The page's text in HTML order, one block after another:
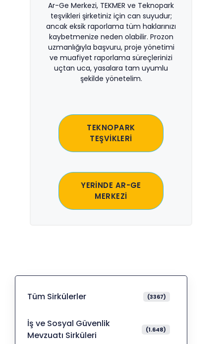
Ar-Ge Merkezi, TEKMER ve Teknopark
teşvikleri şirketiniz için can suyudur;
ancak eksik raporlama tüm haklarınızı
kaybetmenize neden olabilir. Prozon
uzmanlığıyla başvuru, proje yönetimi
ve muafiyet raporlama süreçlerinizi
uçtan uca, yasalara tam uyumlu
şekilde yönetelim.
TEKNOPARK
TEŞVİKLERİ
YERİNDE AR-GE
MERKEZİ
Tüm Sirkülerler (3367)
İş ve Sosyal Güvenlik
Mevzuatı Sirküleri
(1.648)